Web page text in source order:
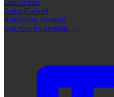
Gazellomur
Rabot Plafond
Rainureuse Desman
Voir tous les produits →